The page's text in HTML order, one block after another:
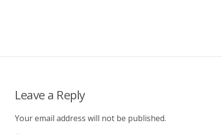
Leave a Reply
Your email address will not be published.